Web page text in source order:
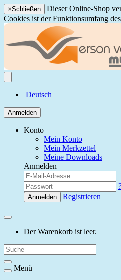
×Schließen
Dieser Online-Shop
Cookies ist der Funktionsumfang
Deutsch
Anmelden
Konto
Mein Konto
Mein Merkzettel
Meine Downloads
Anmelden
?
Anmelden Registrieren
Der Warenkorb ist leer.
Menü